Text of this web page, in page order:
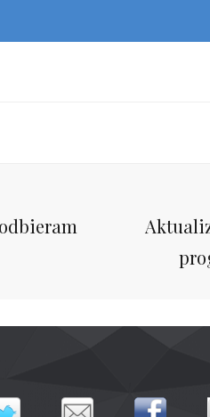
Post